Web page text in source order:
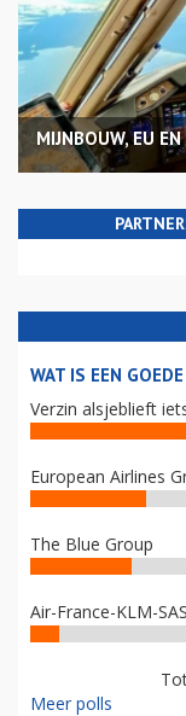
MIJNBOUW, EU
WAT IS EEN
Verzin alsjeblieft
European Airlines
The Blue Group
Air-France-KLM-
Meer polls